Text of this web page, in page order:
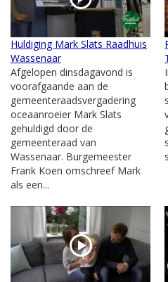
Huldiging Mark Slats Raadhuis
Wassenaar
Afgelopen dinsdagavond is
voorafgaande aan de
gemeenteraadsvergadering
oceaanroeier Mark Slats
gehuldigd door de
gemeenteraad van
Wassenaar. Burgemeester
Frank Koen omschreef Mark
als een...